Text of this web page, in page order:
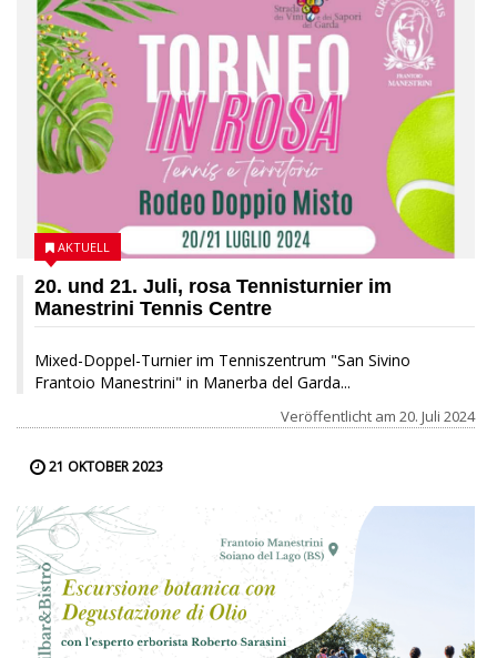
20. und 21. Juli, rosa Tennisturnier im
Manestrini Tennis Centre
Mixed-Doppel-Turnier im Tenniszentrum "San Sivino
Frantoio Manestrini" in Manerba del Garda...
AKTUELL
Veröffentlicht am 20. Juli 2024
21 OKTOBER 2023